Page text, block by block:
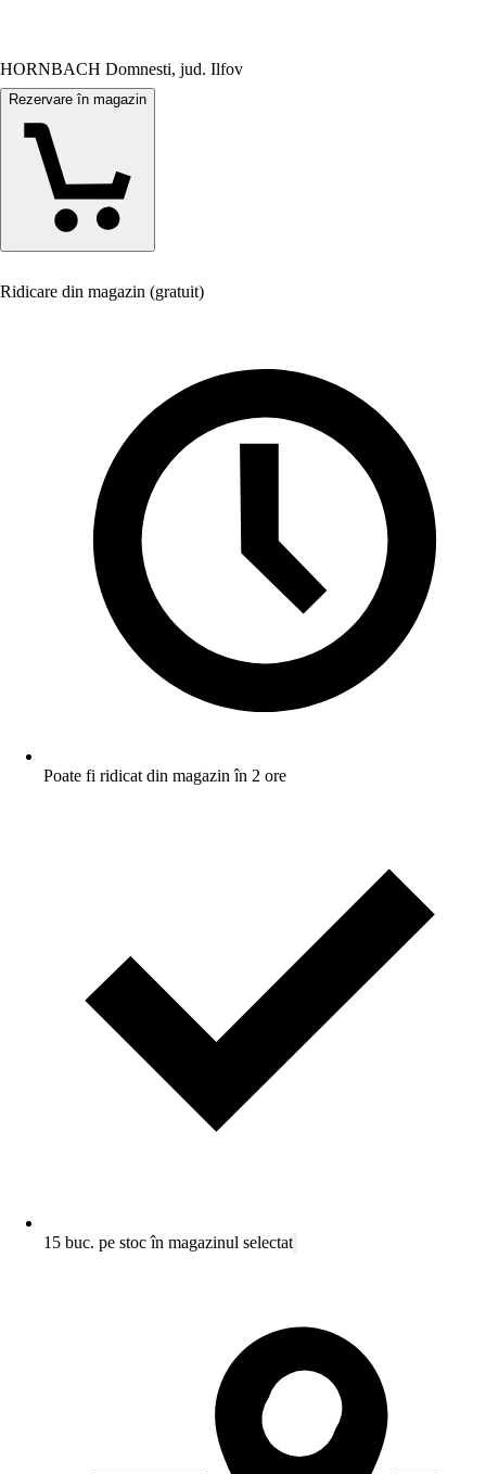
HORNBACH Domnesti, jud. Ilfov
Rezervare în magazin
Ridicare din magazin (gratuit)
Poate fi ridicat din magazin în 2 ore
15 buc. pe stoc în magazinul selectat